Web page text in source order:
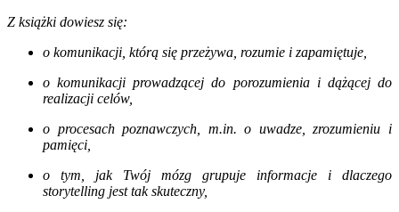
Z książki dowiesz się:
o komunikacji, którą się przeżywa, rozumie i zapamiętuje,
o komunikacji prowadzącej do porozumienia i dążącej do
realizacji celów,
o procesach poznawczych, m.in. o uwadze, zrozumieniu i
pamięci,
o tym, jak Twój mózg grupuje informacje i dlaczego
storytelling jest tak skuteczny,